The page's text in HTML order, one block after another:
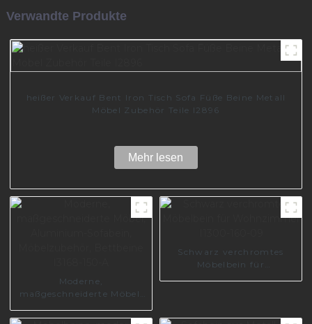
Verwandte Produkte
heißer Verkauf Bent Iron Tisch Sofa Füße Beine Metall
Möbel Zubehör Teile I2896
Mehr lesen
Moderne,
maßgeschneiderte Möbel,
Möbelzubehör, Bettbeine
Schwarz verchromtes
Möbelbein für